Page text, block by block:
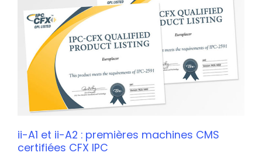
ii-A1 et ii-A2 : premières machines CMS
certifiées CFX IPC